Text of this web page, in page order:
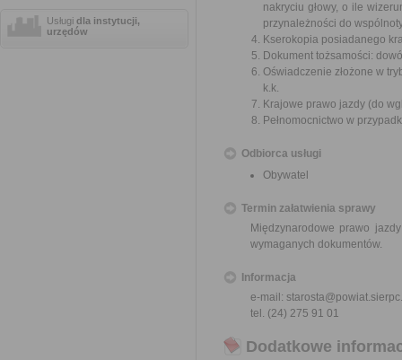
Usługi dla instytucji,
urzędów
nakryciu głowy, o ile
przynależności do
Kserokopia posiadanego
Dokument tożsamości:
Oświadczenie złożone w
k.k.
Krajowe prawo jazdy (do
Pełnomocnictwo w
Odbiorca usługi
Obywatel
Termin załatwienia sprawy
Międzynarodowe prawo
wymaganych dokumentów.
Informacja
e-mail:
tel. (24) 275 91 01
Dodatkowe